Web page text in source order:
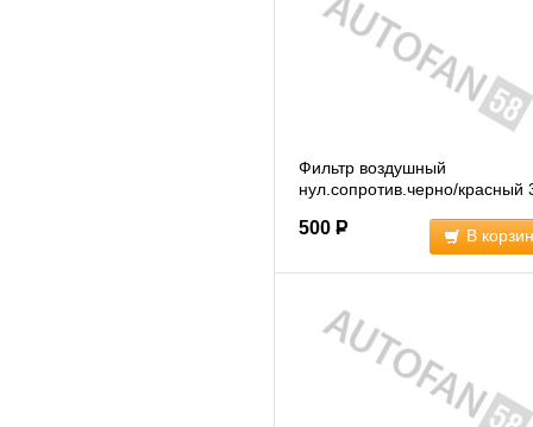
Фильтр воздушный
нул.сопротив.черно/красный
500 Р В